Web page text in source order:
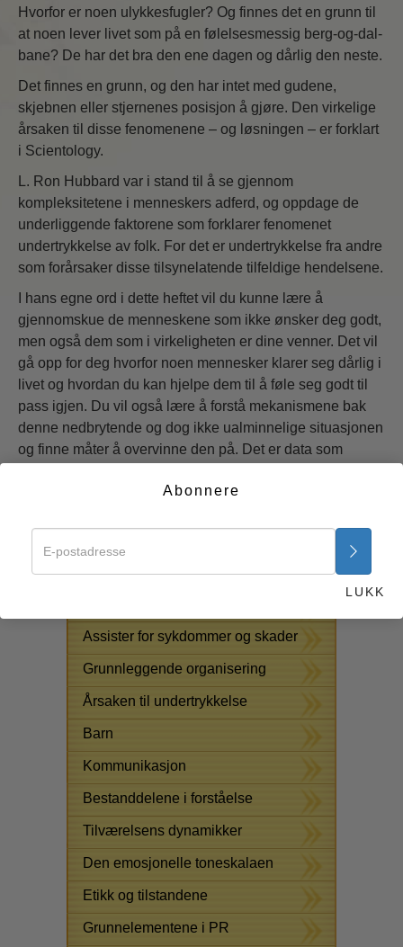
Hvorfor er noen ulykkesfugler? Og finnes det en grunn til
at noen lever livet som på en følelsesmessig berg-og-dal-
bane? De har det bra den ene dagen og dårlig den neste.
Det finnes en grunn, og den har intet med gudene,
skjebnen eller stjernenes posisjon å gjøre. Den virkelige
årsaken til disse fenomenene – og løsningen – er forklart
i Scientology.
L. Ron Hubbard var i stand til å se gjennom
kompleksitetene i menneskers adferd, og oppdage de
underliggende faktorene som forklarer fenomenet
undertrykkelse av folk. For det er undertrykkelse fra andre
som forårsaker disse tilsynelatende tilfeldige hendelsene.
I hans egne ord i dette heftet vil du kunne lære å
gjennomskue de menneskene som ikke ønsker deg godt,
men også dem som i virkeligheten er dine venner. Det vil
gå opp for deg hvorfor noen mennesker klarer seg dårlig i
livet og hvordan du kan hjelpe dem til å føle seg godt til
pass igjen. Du vil også lære å forstå mekanismene bak
denne nedbrytende og dog ikke ualminnelige situasjonen
og finne måter å overvinne den på. Det er data som
akkurat som de har endret livet til andre.
Start nå >>
GRATIS KURSER ONLINE
Assister for sykdommer og skader
Grunnleggende organisering
Årsaken til undertrykkelse
Barn
Kommunikasjon
Bestanddelene i forståelse
Tilværelsens dynamikker
Den emosjonelle toneskalaen
Etikk og tilstandene
Grunnelementene i PR
Abonnere
LUKK